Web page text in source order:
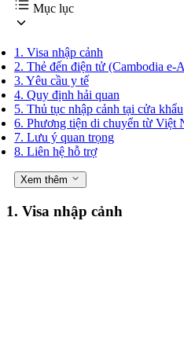
Mục lục
1. Visa nhập cảnh
2. Thẻ đến điện tử (Cambodia e-
3. Yêu cầu y tế
4. Quy định hải quan
5. Thủ tục nhập cảnh tại cửa khẩu
6. Phương tiện di chuyển từ Việt
7. Lưu ý quan trọng
8. Liên hệ hỗ trợ
Xem thêm
1. Visa nhập cảnh